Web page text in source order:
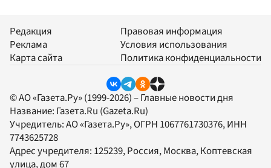
Редакция
Реклама
Карта сайта
Правовая информация
Условия использования
Политика конфиденциальности
© АО «Газета.Ру» (1999-2026) – Главные новости дня
Название: Газета.Ru (Gazeta.Ru)
Учредитель:АО «Газета.Ру», ОГРН 1067761730376, ИНН
7743625728
Адрес учредителя: 125239, Россия, Москва, Коптевская
улица, дом 67